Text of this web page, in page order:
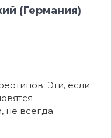
(Германия)
Эти, если
не всегда